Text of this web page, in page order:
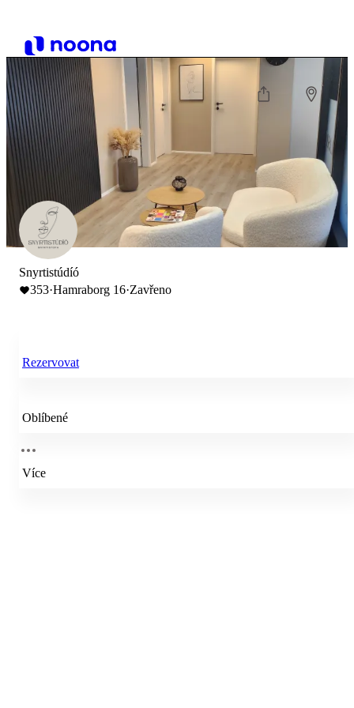
Snyrtistúdíó
353·Hamraborg 16·Zavřeno
Rezervovat
Oblíbené
Více